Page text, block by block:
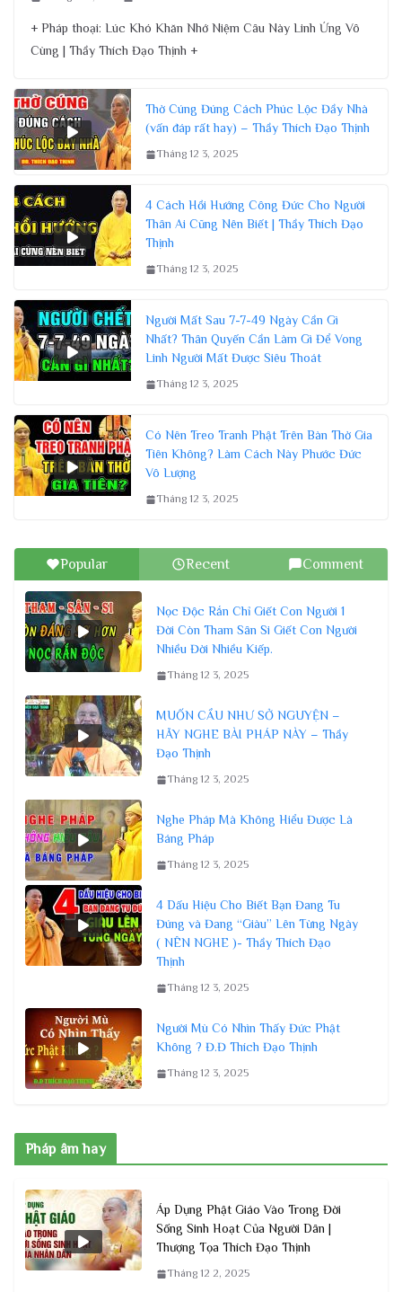
+ Pháp thoại: Lúc Khó Khăn Nhớ Niệm Câu Này Linh Ứng Vô
Cùng | Thầy Thích Đạo Thịnh +
Thờ Cúng Đúng Cách Phúc Lộc Đầy Nhà
(vấn đáp rất hay) – Thầy Thích Đạo Thịnh
Tháng 12 3, 2025
4 Cách Hồi Hướng Công Đức Cho Người
Thân Ai Cũng Nên Biết | Thầy Thích Đạo
Thịnh
Tháng 12 3, 2025
Người Mất Sau 7-7-49 Ngày Cần Gì
Nhất? Thân Quyến Cần Làm Gì Để Vong
Linh Người Mất Được Siêu Thoát
Tháng 12 3, 2025
Có Nên Treo Tranh Phật Trên Bàn Thờ Gia
Tiên Không? Làm Cách Này Phước Đức
Vô Lượng
Tháng 12 3, 2025
Popular Recent Comment
Nọc Độc Rắn Chỉ Giết Con Người 1
Đời Còn Tham Sân Si Giết Con Người
Nhiều Đời Nhiều Kiếp.
Tháng 12 3, 2025
MUỐN CẦU NHƯ SỞ NGUYỆN –
HÃY NGHE BÀI PHÁP NÀY – Thầy
Đạo Thịnh
Tháng 12 3, 2025
Nghe Pháp Mà Không Hiểu Được Là
Báng Pháp
Tháng 12 3, 2025
4 Dấu Hiệu Cho Biết Bạn Đang Tu
Đúng và Đang “Giàu” Lên Từng Ngày
( NÊN NGHE )- Thầy Thích Đạo
Thịnh
Tháng 12 3, 2025
Người Mù Có Nhìn Thấy Đức Phật
Không ? Đ.Đ Thích Đạo Thịnh
Tháng 12 3, 2025
Pháp âm hay
Áp Dụng Phật Giáo Vào Trong Đời
Sống Sinh Hoạt Của Người Dân |
Thượng Tọa Thích Đạo Thịnh
Tháng 12 2, 2025